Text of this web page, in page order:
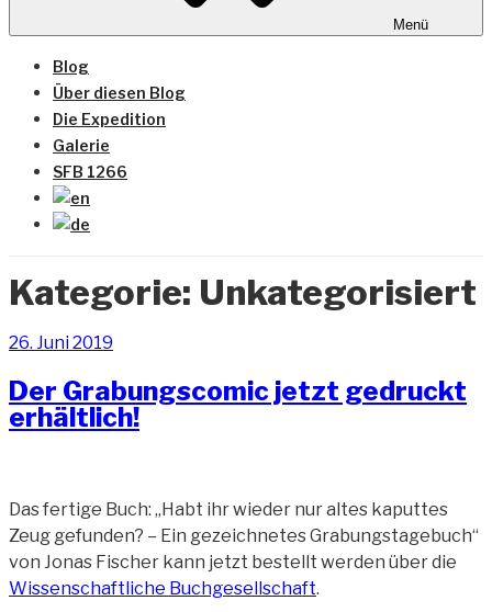
Menü
Blog
Über diesen Blog
Die Expedition
Galerie
SFB 1266
Kategorie: Unkategorisiert
Veröffentlicht
26. Juni 2019
Der Grabungscomic jetzt gedruckt
erhältlich!
Das fertige Buch: „Habt ihr wieder nur altes kaputtes
Zeug gefunden? – Ein gezeichnetes Grabungstagebuch“
von Jonas Fischer kann jetzt bestellt werden über die
Wissenschaftliche Buchgesellschaft.